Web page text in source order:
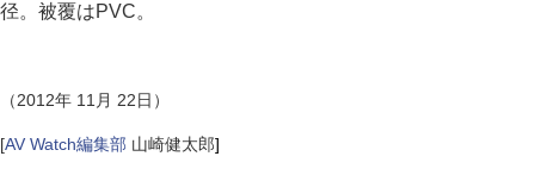
径。被覆はPVC。
（2012年 11月 22日）
[AV Watch編集部 山崎健太郎]